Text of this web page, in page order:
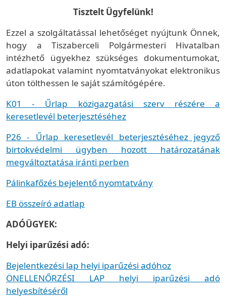
Tisztelt Ügyfelünk!
Ezzel a szolgáltatással lehetőséget nyújtunk Önnek,
hogy a Tiszaberceli Polgármesteri Hivatalban
intézhető ügyekhez szükséges dokumentumokat,
adatlapokat valamint nyomtatványokat elektronikus
úton tölthessen le saját számítógépére.
K01 - Űrlap közigazgatási szerv részére a
keresetlevél beterjesztéséhez
P26 - Űrlap keresetlevél beterjesztéséhez jegyző
birtokvédelmi ügyben hozott határozatának
megváltoztatása iránti perben
Pálinkafőzés bejelentő nyomtatvány
EB összeíró adatlap
ADÓÜGYEK:
Helyi iparűzési adó:
Bejelentkezési lap helyi iparűzési adóhoz
ÖNELLENŐRZÉSI LAP helyi iparűzési adó
helyesbítéséről